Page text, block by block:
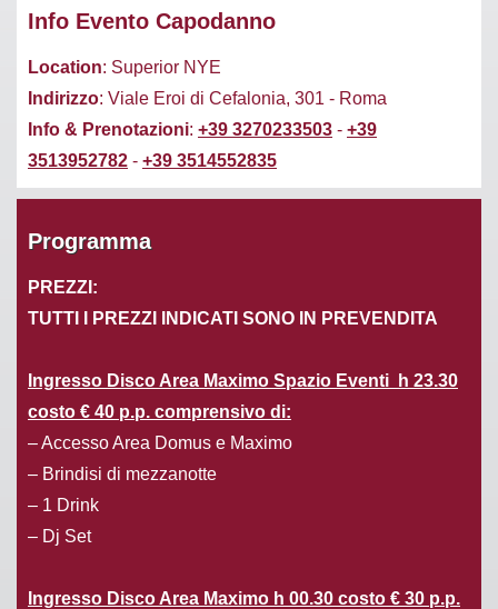
Info Evento Capodanno
Location: Superior NYE
Indirizzo: Viale Eroi di Cefalonia, 301 - Roma
Info & Prenotazioni: +39 3270233503 - +39
3513952782 - +39 3514552835
Programma
PREZZI:
TUTTI I PREZZI INDICATI SONO IN PREVENDITA
Ingresso Disco Area Maximo Spazio Eventi h 23.30
costo € 40 p.p. comprensivo di:
– Accesso Area Domus e Maximo
– Brindisi di mezzanotte
– 1 Drink
– Dj Set
Ingresso Disco Area Maximo h 00.30 costo € 30 p.p.